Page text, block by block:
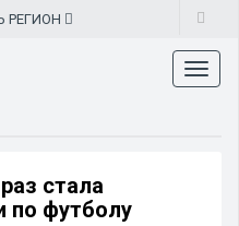
РЕГИОН
стала
по футболу